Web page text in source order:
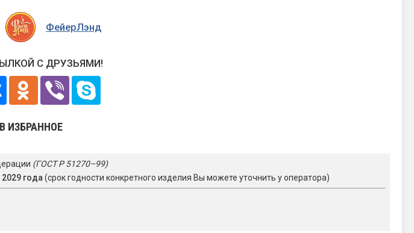
ФейерЛэнд
С ДРУЗЬЯМИ!
В ИЗБРАННОЕ
(ГОСТ Р 51270–99)
года (срок годности конкретного изделия Вы можете уточнить у оператора)